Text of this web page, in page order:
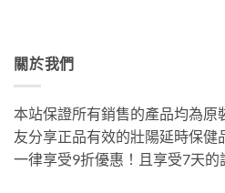
關於我們
本站保證所有銷售的產品均為原
友分享正品有效的壯陽延時保健
一律享受9折優惠！且享受7天的